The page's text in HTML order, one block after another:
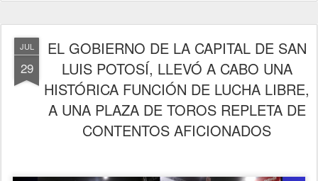
JUL
29
EL GOBIERNO DE LA CAPITAL DE SAN
LUIS POTOSÍ, LLEVÓ A CABO UNA
HISTÓRICA FUNCIÓN DE LUCHA LIBRE,
A UNA PLAZA DE TOROS REPLETA DE
CONTENTOS AFICIONADOS